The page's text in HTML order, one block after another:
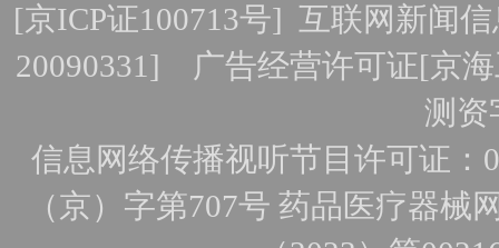
[京ICP证100713号]互联网新闻
20090331] 广告经营许可证[京
测资
信息网络传播视听节目许可证：
（京）字第707号 药品医疗器械